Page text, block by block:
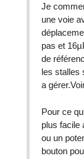
Je
une voie
pas et
de
les stalles
a
Pour ce
plus facile
ou un
bouton